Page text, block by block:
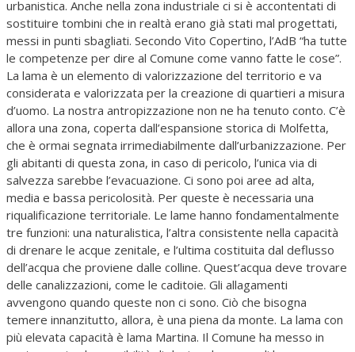
urbanistica. Anche nella zona industriale ci si è accontentati di
sostituire tombini che in realtà erano già stati mal progettati,
messi in punti sbagliati. Secondo Vito Copertino, l’AdB “ha tutte
le competenze per dire al Comune come vanno fatte le cose”.
La lama è un elemento di valorizzazione del territorio e va
considerata e valorizzata per la creazione di quartieri a misura
d’uomo. La nostra antropizzazione non ne ha tenuto conto. C’è
allora una zona, coperta dall’espansione storica di Molfetta,
che è ormai segnata irrimediabilmente dall’urbanizzazione. Per
gli abitanti di questa zona, in caso di pericolo, l’unica via di
salvezza sarebbe l’evacuazione. Ci sono poi aree ad alta,
media e bassa pericolosità. Per queste è necessaria una
riqualificazione territoriale. Le lame hanno fondamentalmente
tre funzioni: una naturalistica, l’altra consistente nella capacità
di drenare le acque zenitale, e l’ultima costituita dal deflusso
dell’acqua che proviene dalle colline. Quest’acqua deve trovare
delle canalizzazioni, come le caditoie. Gli allagamenti
avvengono quando queste non ci sono. Ciò che bisogna
temere innanzitutto, allora, è una piena da monte. La lama con
più elevata capacità è lama Martina. Il Comune ha messo in